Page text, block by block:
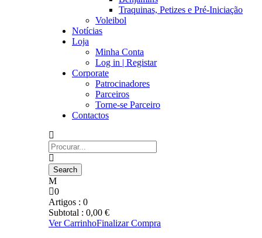
Traquinas, Petizes e Pré-Iniciação
Voleibol
Notícias
Loja
Minha Conta
Log in | Registar
Corporate
Patrocinadores
Parceiros
Torne-se Parceiro
Contactos
0
Artigos : 0
Subtotal : 0,00 €
Ver CarrinhoFinalizar Compra